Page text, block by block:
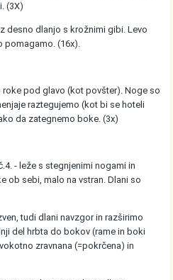
(3X)
desno dlanjo s krožnimi gibi. Levo
pomagamo. (16x).
pod glavo (kot povšter). Noge so
raztegujemo (kot bi se hoteli
da zategnemo boke. (3x)
- leže s stegnjenimi nogami in
ob sebi, malo na vstran. Dlani so
tudi dlani navzgor in razširimo
del hrbta do bokov (rame in boki
zravnana (=pokrčena) in